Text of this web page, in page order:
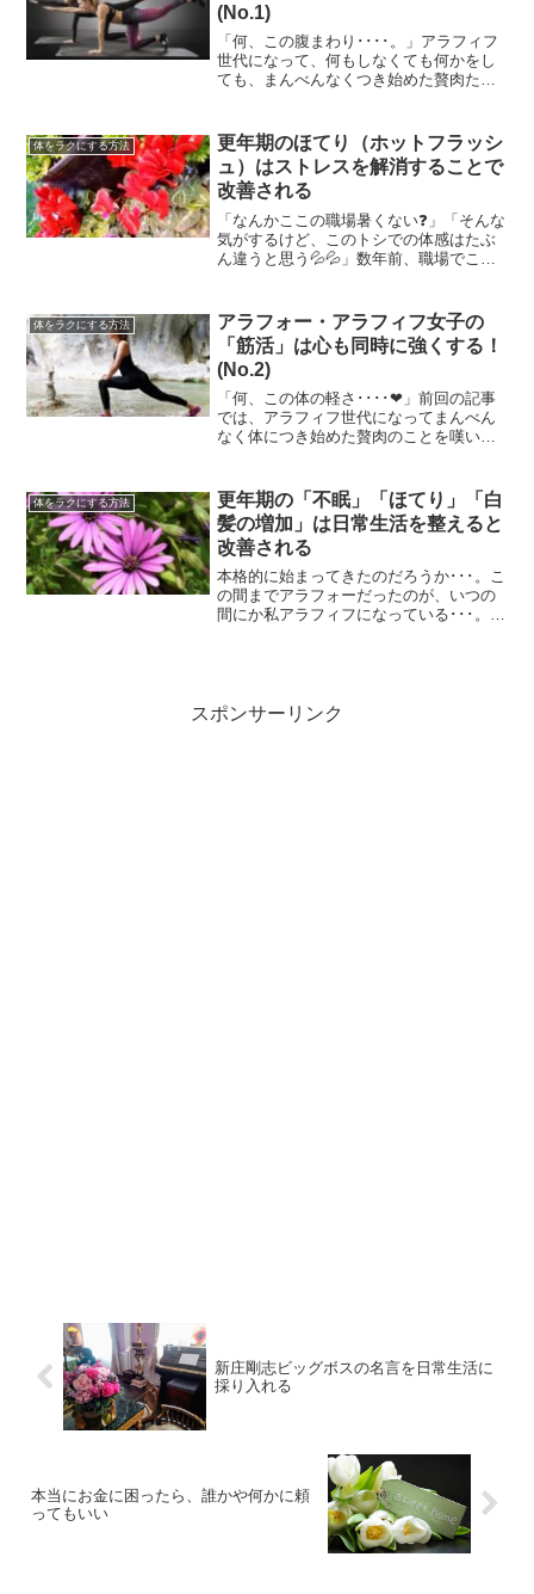
(No.1)
「何、この腹まわり････。」アラフィフ
世代になって、何もしなくても何かをし
ても、まんべんなくつき始めた贅肉た
る思いがした方もたくさんいらっしゃる
と思います🥶😱😨😰私も...
体をラクにする方法
更年期のほてり（ホットフラッシ
ュ）はストレスを解消することで
改善される
「なんかここの職場暑くない❓」「そんな
気がするけど、このトシでの体感はたぶ
ん違うと思う💦💦」数年前、職場でこん
ットフラッシュ）。以前は「冬でも発汗
がひどくて、仕事中は首...
体をラクにする方法
アラフォー・アラフィフ女子の
「筋活」は心も同時に強くする！
(No.2)
「何、この体の軽さ････❤」前回の記事
では、アラフィフ世代になってまんべん
なく体につき始めた贅肉のことを嘆いて
では足りなくて同じタイミングで簡単手
軽なワークアウトを１...
体をラクにする方法
更年期の「不眠」「ほてり」「白
髪の増加」は日常生活を整えると
改善される
本格的に始まってきたのだろうか･･･。こ
の間までアラフォーだったのが、いつの
間にか私アラフィフになっている･･･。て
スポンサーリンク
新庄剛志ビッグボスの名言を日常生活に
採り入れる
本当にお金に困ったら、誰かや何かに頼
ってもいい